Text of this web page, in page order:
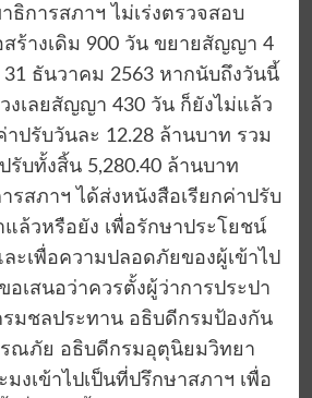
ธิการสภาฯ ไม่เร่งตรวจสอบ
ร้างเดิม 900 วัน ขยายสัญญา 4
ธันวาคม 2563 หากนับถึงวันนี้
งเลยสัญญา 430 วัน ก็ยังไม่แล้ว
าปรับวันละ 12.28 ล้านบาท รวม
รับทั้งสิ้น 5,280.40 ล้านบาท
รสภาฯ ได้ส่งหนังสือเรียกค่าปรับ
ล้วหรือยัง เพื่อรักษาประโยชน์
ะเพื่อความปลอดภัยของผู้เข้าไป
อเสนอว่าควรตั้งผู้ว่าการประปา
มชลประทาน อธิบดีกรมป้องกัน
รณภัย อธิบดีกรมอุตุนิยมวิทยา
งเข้าไปเป็นที่ปรึกษาสภาฯ เพื่อ